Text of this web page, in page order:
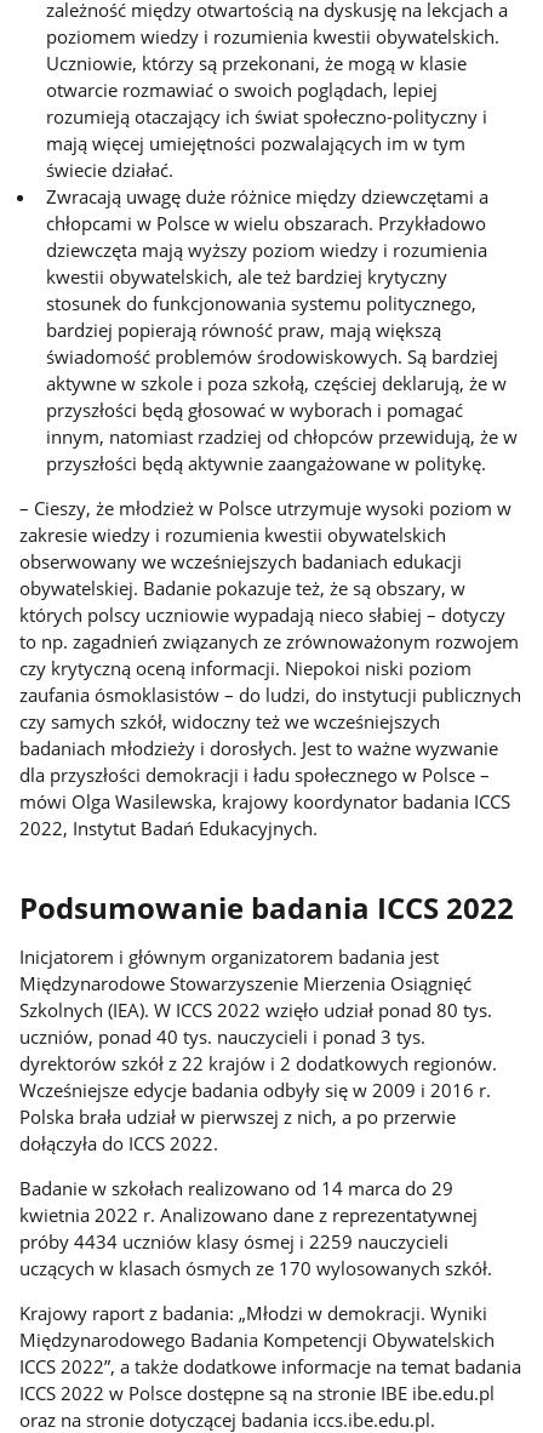
zależność między otwartością na dyskusję na lekcjach a
poziomem wiedzy i rozumienia kwestii obywatelskich.
Uczniowie, którzy są przekonani, że mogą w klasie
otwarcie rozmawiać o swoich poglądach, lepiej
rozumieją otaczający ich świat społeczno-polityczny i
mają więcej umiejętności pozwalających im w tym
świecie działać.
Zwracają uwagę duże różnice między dziewczętami a
chłopcami w Polsce w wielu obszarach. Przykładowo
dziewczęta mają wyższy poziom wiedzy i rozumienia
kwestii obywatelskich, ale też bardziej krytyczny
stosunek do funkcjonowania systemu politycznego,
bardziej popierają równość praw, mają większą
świadomość problemów środowiskowych. Są bardziej
aktywne w szkole i poza szkołą, częściej deklarują, że w
przyszłości będą głosować w wyborach i pomagać
innym, natomiast rzadziej od chłopców przewidują, że w
przyszłości będą aktywnie zaangażowane w politykę.
– Cieszy, że młodzież w Polsce utrzymuje wysoki poziom w
zakresie wiedzy i rozumienia kwestii obywatelskich
obserwowany we wcześniejszych badaniach edukacji
obywatelskiej. Badanie pokazuje też, że są obszary, w
których polscy uczniowie wypadają nieco słabiej – dotyczy
to np. zagadnień związanych ze zrównoważonym rozwojem
czy krytyczną oceną informacji. Niepokoi niski poziom
zaufania ósmoklasistów – do ludzi, do instytucji publicznych
czy samych szkół, widoczny też we wcześniejszych
badaniach młodzieży i dorosłych. Jest to ważne wyzwanie
dla przyszłości demokracji i ładu społecznego w Polsce –
mówi Olga Wasilewska, krajowy koordynator badania ICCS
2022, Instytut Badań Edukacyjnych.
Podsumowanie badania ICCS 2022
Inicjatorem i głównym organizatorem badania jest
Międzynarodowe Stowarzyszenie Mierzenia Osiągnięć
Szkolnych (IEA). W ICCS 2022 wzięło udział ponad 80 tys.
uczniów, ponad 40 tys. nauczycieli i ponad 3 tys.
dyrektorów szkół z 22 krajów i 2 dodatkowych regionów.
Wcześniejsze edycje badania odbyły się w 2009 i 2016 r.
Polska brała udział w pierwszej z nich, a po przerwie
dołączyła do ICCS 2022.
Badanie w szkołach realizowano od 14 marca do 29
kwietnia 2022 r. Analizowano dane z reprezentatywnej
próby 4434 uczniów klasy ósmej i 2259 nauczycieli
uczących w klasach ósmych ze 170 wylosowanych szkół.
Krajowy raport z badania: „Młodzi w demokracji. Wyniki
Międzynarodowego Badania Kompetencji Obywatelskich
ICCS 2022”, a także dodatkowe informacje na temat badania
ICCS 2022 w Polsce dostępne są na stronie IBE ibe.edu.pl
oraz na stronie dotyczącej badania iccs.ibe.edu.pl.